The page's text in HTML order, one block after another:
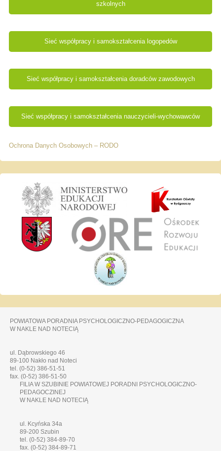
szkolnych
Sieć współpracy i samokształcenia logopedów
Sieć współpracy i samokształcenia doradców zawodowych
Sieć współpracy i samokształcenia nauczycieli-wychowawców
Ochrona Danych Osobowych – RODO
POWIATOWA PORADNIA PSYCHOLOGICZNO-PEDAGOGICZNA
W NAKLE NAD NOTECIĄ
ul. Dąbrowskiego 46
89-100 Nakło nad Noteci
tel. (0-52) 386-51-51
fax. (0-52) 386-51-50
FILIA W SZUBINIE POWIATOWEJ PORADNI PSYCHOLOGICZNO-
PEDAGOCZINEJ
W NAKLE NAD NOTECIĄ
ul. Kcyńska 34a
89-200 Szubin
tel. (0-52) 384-89-70
fax. (0-52) 384-89-71